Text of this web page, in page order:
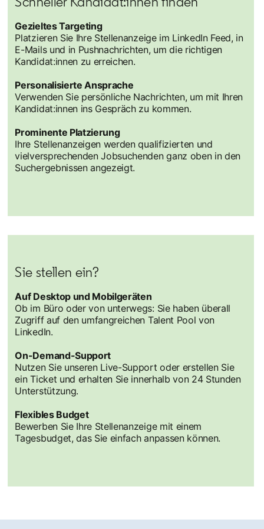
Gezieltes Targeting
Platzieren Sie Ihre Stellenanzeige im LinkedIn Feed, in
E-Mails und in Pushnachrichten, um die richtigen
Kandidat:innen zu erreichen.
Personalisierte Ansprache
Verwenden Sie persönliche Nachrichten, um mit Ihren
Kandidat:innen ins Gespräch zu kommen.
Prominente Platzierung
Ihre Stellenanzeigen werden qualifizierten und
vielversprechenden Jobsuchenden ganz oben in den
Suchergebnissen angezeigt.
Sie stellen ein?
Auf Desktop und Mobilgeräten
Ob im Büro oder von unterwegs: Sie haben überall
Zugriff auf den umfangreichen Talent Pool von
LinkedIn.
On-Demand-Support
Nutzen Sie unseren Live-Support oder erstellen Sie
ein Ticket und erhalten Sie innerhalb von 24 Stunden
Unterstützung.
Flexibles Budget
Bewerben Sie Ihre Stellenanzeige mit einem
Tagesbudget, das Sie einfach anpassen können.